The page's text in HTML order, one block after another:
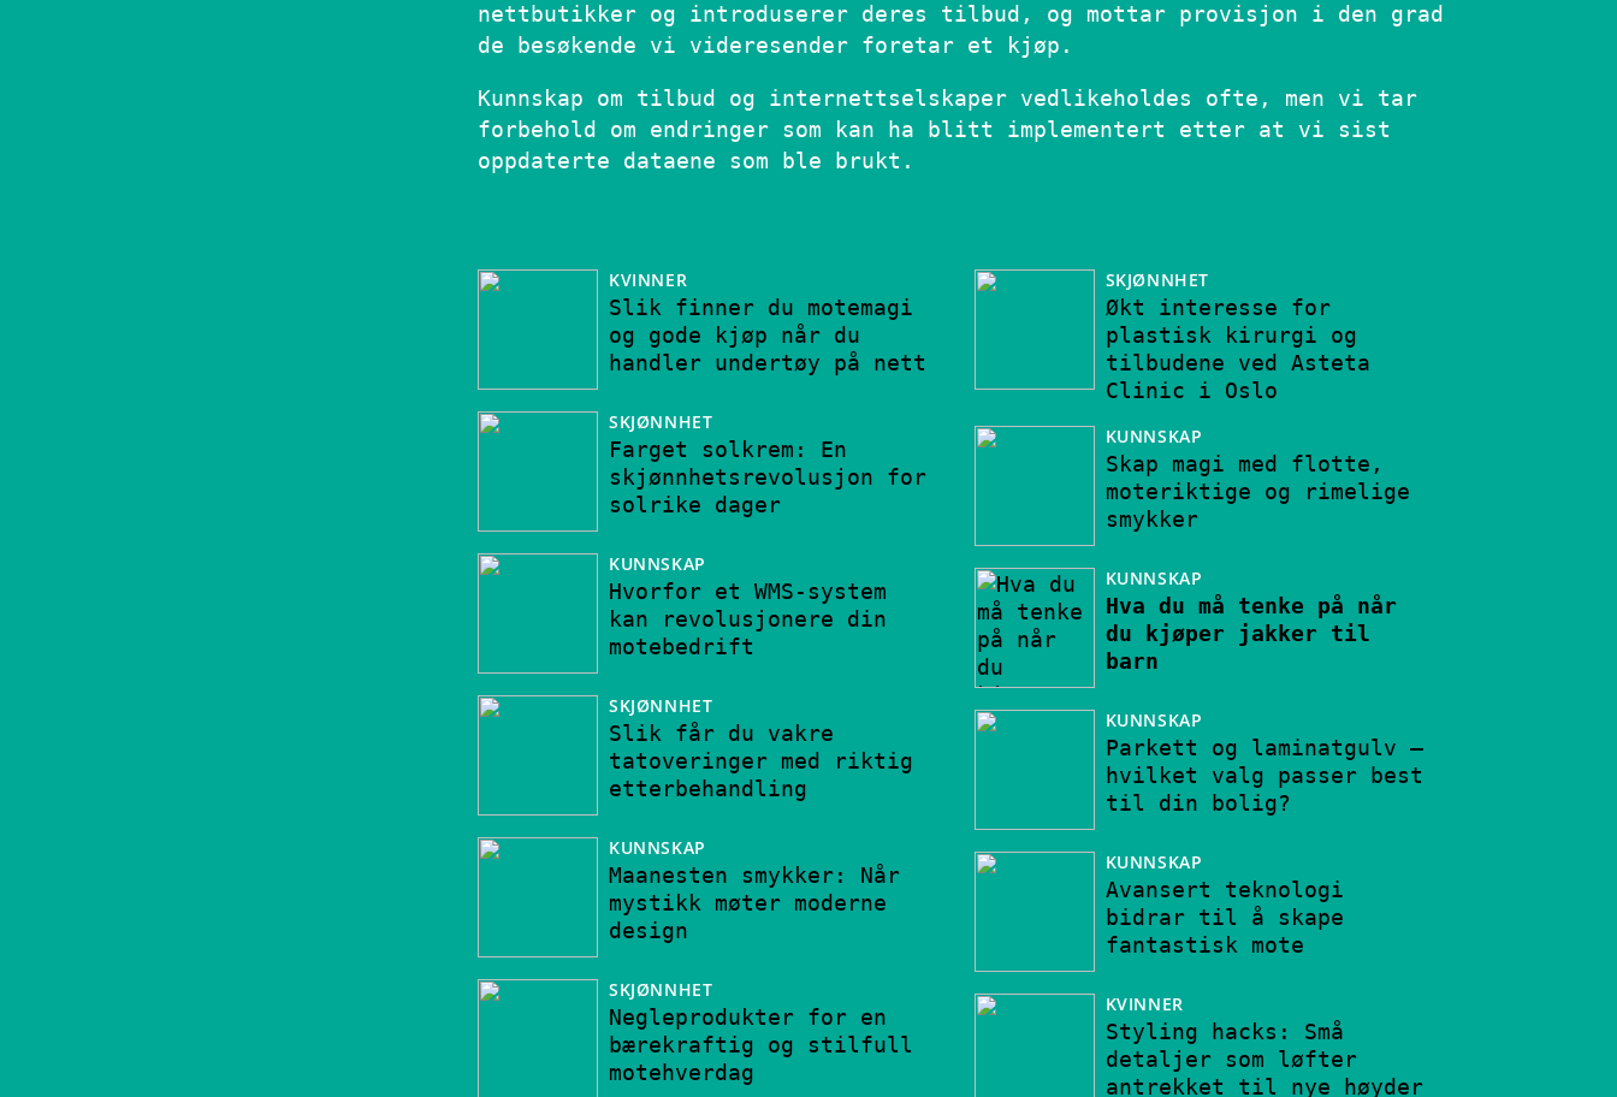
nettbutikker og introduserer deres tilbud, og mottar provisjon i den grad
de besøkende vi videresender foretar et kjøp.
Kunnskap om tilbud og internettselskaper vedlikeholdes ofte, men vi tar
forbehold om endringer som kan ha blitt implementert etter at vi sist
oppdaterte dataene som ble brukt.
KVINNER
Slik finner du motemagi
og gode kjøp når du
handler undertøy på nett
SKJØNNHET
Farget solkrem: En
skjønnhetsrevolusjon for
solrike dager
KUNNSKAP
Hvorfor et WMS-system
kan revolusjonere din
motebedrift
SKJØNNHET
Slik får du vakre
tatoveringer med riktig
etterbehandling
KUNNSKAP
Maanesten smykker: Når
mystikk møter moderne
design
SKJØNNHET
Negleprodukter for en
bærekraftig og stilfull
motehverdag
SKJØNNHET
Økt interesse for
plastisk kirurgi og
tilbudene ved Asteta
Clinic i Oslo
KUNNSKAP
Skap magi med flotte,
moteriktige og rimelige
smykker
KUNNSKAP
Hva du må tenke på når
du kjøper jakker til
barn
KUNNSKAP
Parkett og laminatgulv –
hvilket valg passer best
til din bolig?
KUNNSKAP
Avansert teknologi
bidrar til å skape
fantastisk mote
KVINNER
Styling hacks: Små
detaljer som løfter
antrekket til nye høyder